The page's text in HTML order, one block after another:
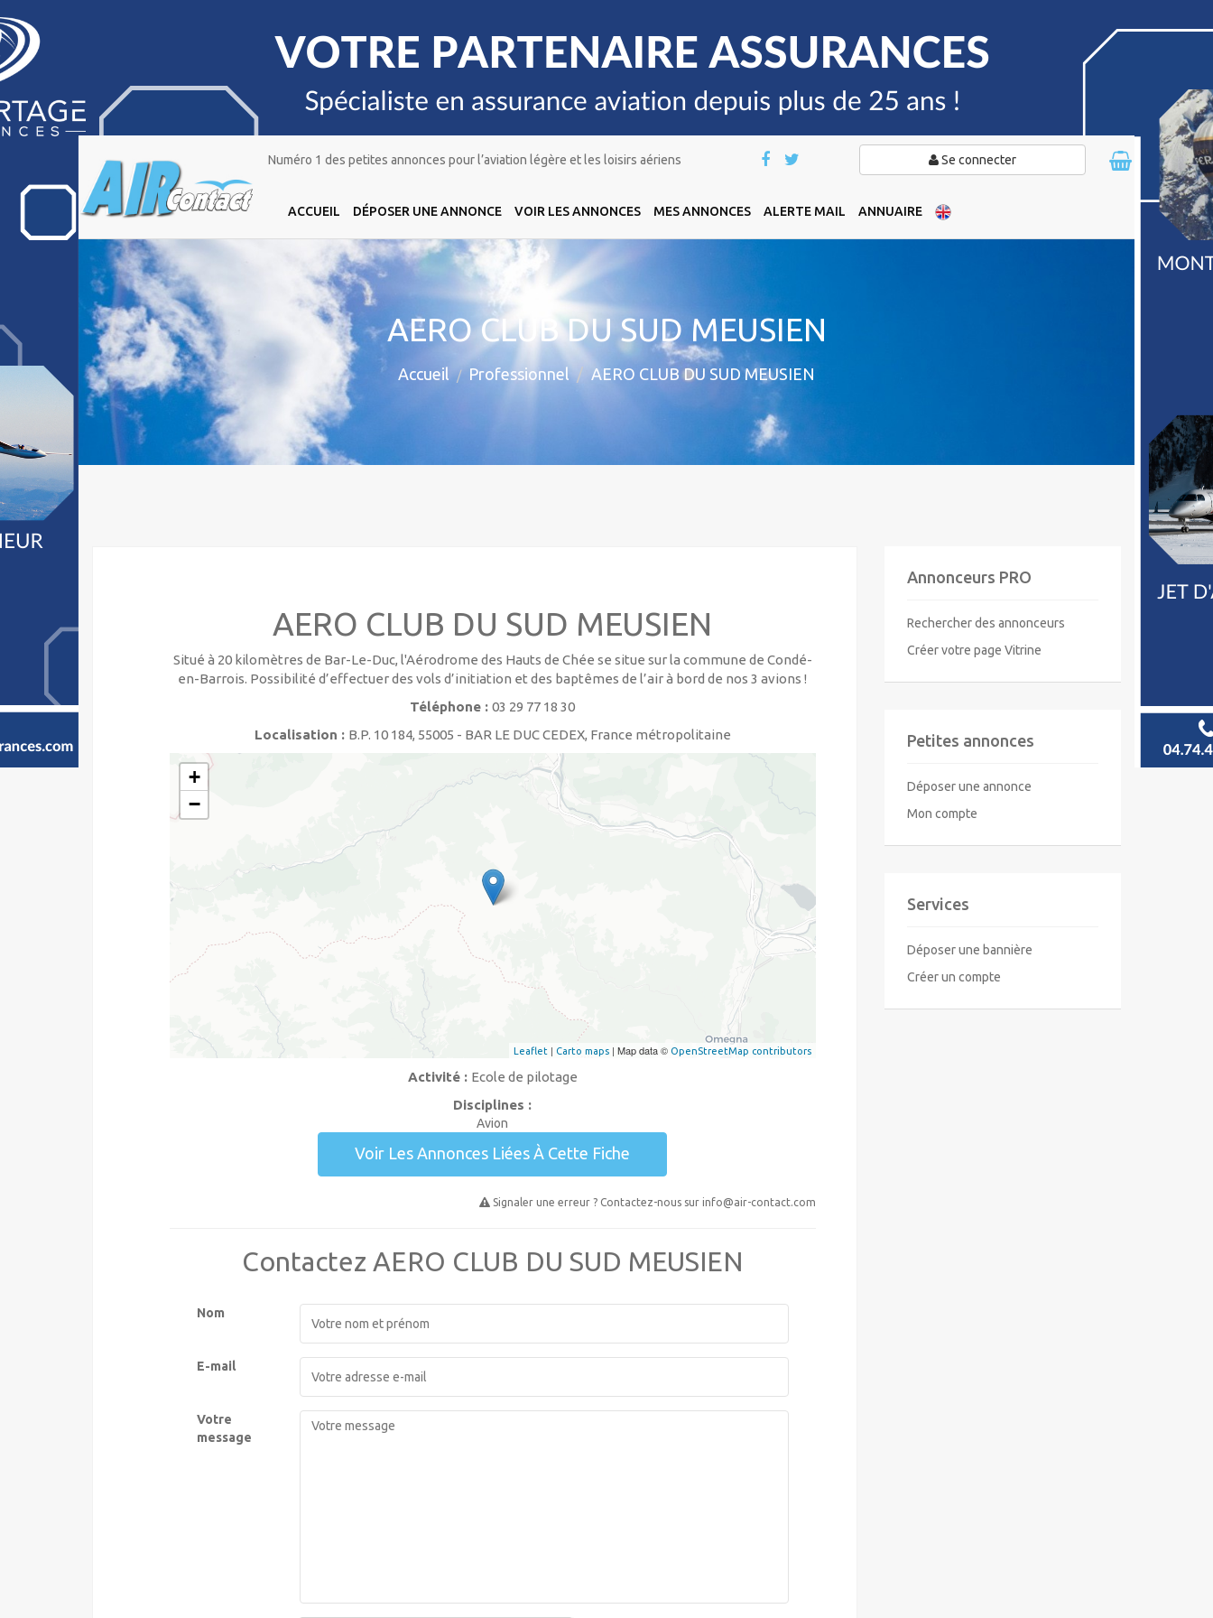
Numéro 1 des petites annonces pour l’aviation légère et les loisirs aériens Se connecter
ACCUEIL DÉPOSER UNE ANNONCE VOIR LES ANNONCES MES ANNONCES ALERTE MAIL ANNUAIRE
AERO CLUB DU SUD MEUSIEN
Accueil Professionnel AERO CLUB DU SUD MEUSIEN
AERO CLUB DU SUD MEUSIEN
Situé à 20 kilomètres de Bar-Le-Duc, l'Aérodrome des Hauts de Chée se situe sur la commune de Condé-
en-Barrois. Possibilité d’effectuer des vols d’initiation et des baptêmes de l’air à bord de nos 3 avions !
Téléphone :03 29 77 18 30
Localisation : B.P. 10 184, 55005 - BAR LE DUC CEDEX, France métropolitaine
+
−
Leaflet | Carto maps| Map data © OpenStreetMap contributors
Activité : Ecole de pilotage
Disciplines :
Avion
Voir Les Annonces Liées À Cette Fiche
Signaler une erreur ? Contactez-nous sur info@air-contact.com
Contactez AERO CLUB DU SUD MEUSIEN
Nom
E-mail
Votre
message
Annonceurs PRO
Rechercher des annonceurs
Créer votre page Vitrine
Petites annonces
Déposer une annonce
Mon compte
Services
Déposer une bannière
Créer un compte